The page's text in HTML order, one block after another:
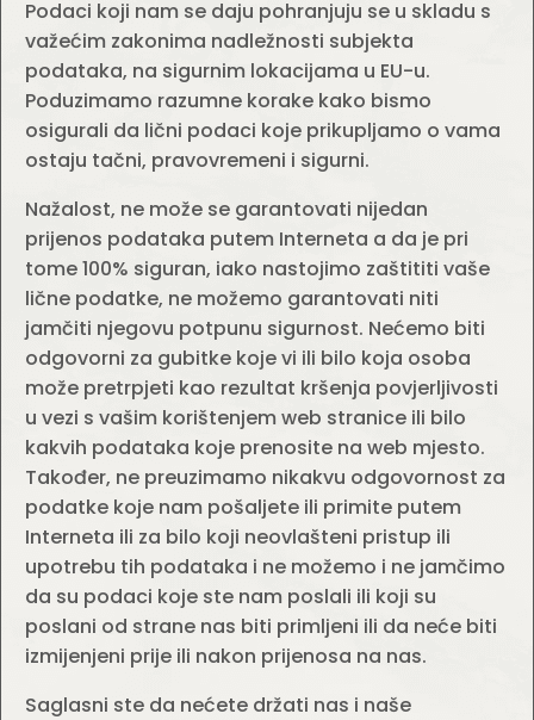
Podaci koji nam se daju pohranjuju se u skladu s
važećim zakonima nadležnosti subjekta
podataka, na sigurnim lokacijama u EU-u.
Poduzimamo razumne korake kako bismo
osigurali da lični podaci koje prikupljamo o vama
ostaju tačni, pravovremeni i sigurni.
Nažalost, ne može se garantovati nijedan
prijenos podataka putem Interneta a da je pri
tome 100% siguran, iako nastojimo zaštititi vaše
lične podatke, ne možemo garantovati niti
jamčiti njegovu potpunu sigurnost. Nećemo biti
odgovorni za gubitke koje vi ili bilo koja osoba
može pretrpjeti kao rezultat kršenja povjerljivosti
u vezi s vašim korištenjem web stranice ili bilo
kakvih podataka koje prenosite na web mjesto.
Također, ne preuzimamo nikakvu odgovornost za
podatke koje nam pošaljete ili primite putem
Interneta ili za bilo koji neovlašteni pristup ili
upotrebu tih podataka i ne možemo i ne jamčimo
da su podaci koje ste nam poslali ili koji su
poslani od strane nas biti primljeni ili da neće biti
izmijenjeni prije ili nakon prijenosa na nas.
Saglasni ste da nećete držati nas i naše